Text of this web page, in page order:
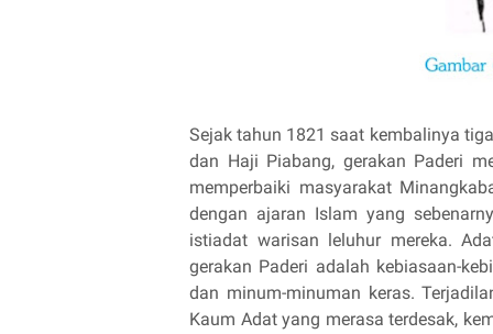
Sejak tahun 1821 saat kembalinya
dan Haji Piabang, gerakan Paderi
memperbaiki masyarakat
dengan ajaran Islam yang
istiadat warisan leluhur mereka.
gerakan Paderi adalah kebiasaan-
dan minum-minuman keras.
Kaum Adat yang merasa terdesak,